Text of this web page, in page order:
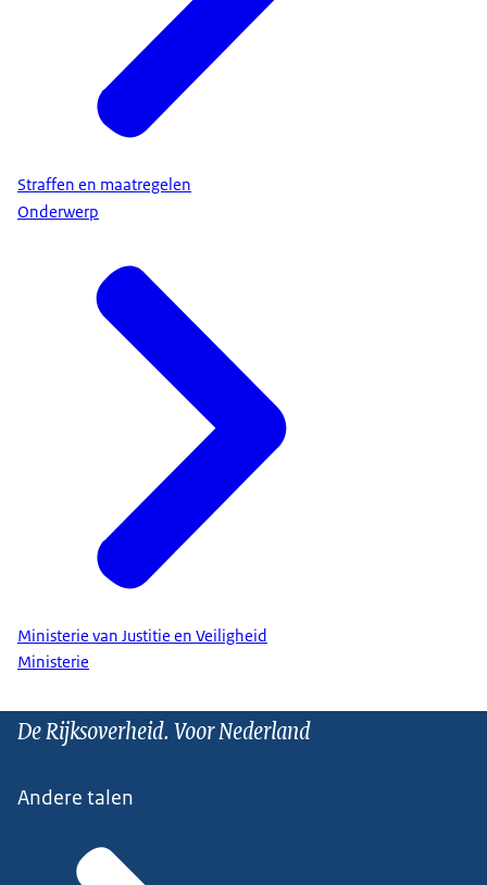
Straffen en maatregelen
Onderwerp
Ministerie van Justitie en Veiligheid
Ministerie
De Rijksoverheid. Voor Nederland
Andere talen